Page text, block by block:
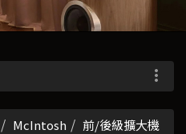
McIntosh 前/後級擴大機